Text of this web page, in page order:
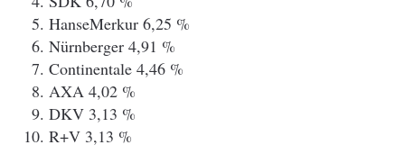
HanseMerkur 6,25 %
Nürnberger 4,91 %
Continentale 4,46 %
AXA 4,02 %
DKV 3,13 %
R+V 3,13 %